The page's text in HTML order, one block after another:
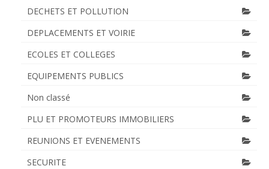
DECHETS ET POLLUTION
DEPLACEMENTS ET VOIRIE
ECOLES ET COLLEGES
EQUIPEMENTS PUBLICS
Non classé
PLU ET PROMOTEURS IMMOBILIERS
REUNIONS ET EVENEMENTS
SECURITE